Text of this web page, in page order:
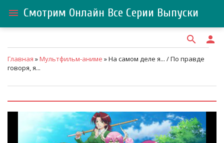
menu Смотрим Онлайн Все Серии Выпуски
search person
Главная »Мультфильм-аниме » На самом деле я... / По правде
говоря, я...